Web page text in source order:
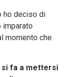
ho deciso di
imparato
momento che
si fa a mettersi